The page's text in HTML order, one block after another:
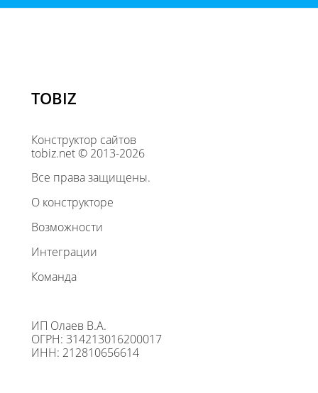
TOBIZ
Конструктор сайтов
tobiz.net © 2013-2026
Все права защищены.
О конструкторе
Возможности
Интеграции
Команда
ИП Олаев В.А.
ОГРН: 314213016200017
ИНН: 212810656614